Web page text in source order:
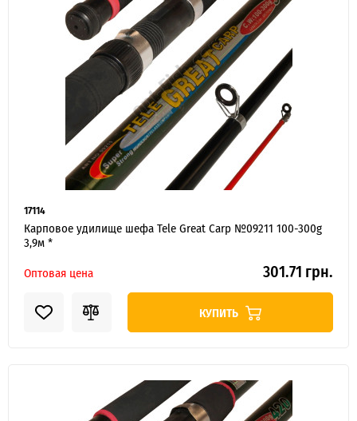
17114
Карповое удилище шефа Tele Great Carp №09211 100-300g
3,9м *
Оптовая цена
301.71 грн.
КУПИТЬ
ИНТЕРНЕТ-МАГАЗИНОПТОВОЙПРОДАЖ.
Розничные заказы не рассматриваются!
Я ОПТОВЫЙ ПОКУПАТЕЛЬ